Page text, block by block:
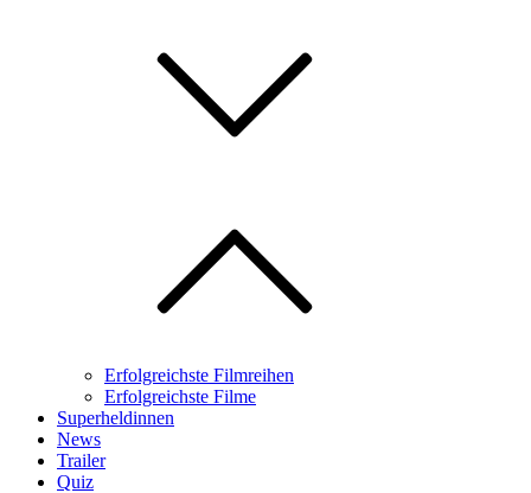
Erfolgreichste Filmreihen
Erfolgreichste Filme
Superheldinnen
News
Trailer
Quiz